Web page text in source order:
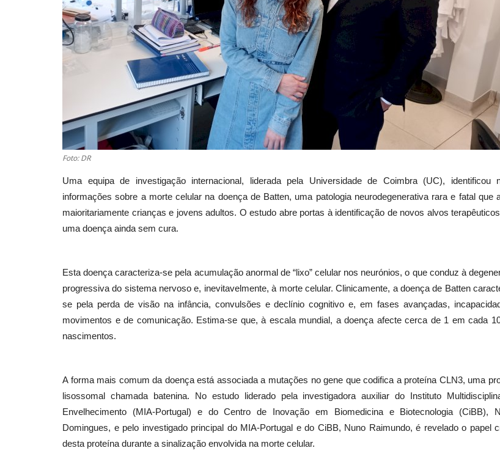
Foto: DR
Uma equipa de investigação internacional, liderada pela Universidade de Coimbra (UC), identificou
informações sobre a morte celular na doença de Batten, uma patologia neurodegenerativa rara e fatal que
maioritariamente crianças e jovens adultos. O estudo abre portas à identificação de novos alvos
uma doença ainda sem cura.
Esta doença caracteriza-se pela acumulação anormal de “lixo” celular nos neurónios, o que conduz à
progressiva do sistema nervoso e, inevitavelmente, à morte celular. Clinicamente, a doença de Batten
se pela perda de visão na infância, convulsões e declínio cognitivo e, em fases avançadas,
movimentos e de comunicação. Estima-se que, à escala mundial, a doença afecte cerca de 1 em cada
nascimentos.
A forma mais comum da doença está associada a mutações no gene que codifica a proteína CLN3, uma
lisossomal chamada batenina. No estudo liderado pela investigadora auxiliar do Instituto
Envelhecimento (MIA-Portugal) e do Centro de Inovação em Biomedicina e Biotecnologia (CiBB),
Domingues, e pelo investigado principal do MIA-Portugal e do CiBB, Nuno Raimundo, é revelado o papel
desta proteína durante a sinalização envolvida na morte celular.